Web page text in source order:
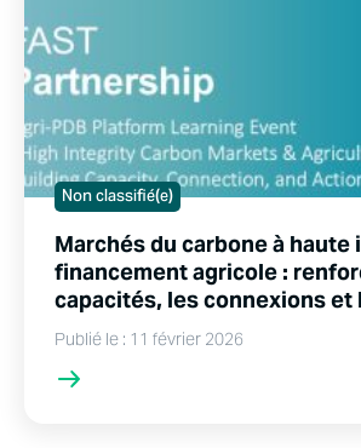
Non classifié(e)
Marchés du carbone à
financement agricole :
capacités, les connexions et
Publié le : 11 février 2026